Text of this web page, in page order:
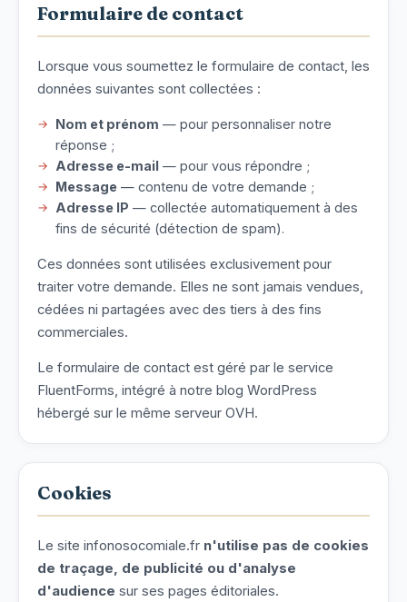
Formulaire de contact
Lorsque vous soumettez le formulaire de contact, les
données suivantes sont collectées :
Nom et prénom — pour personnaliser notre
réponse ;
Adresse e-mail — pour vous répondre ;
Message — contenu de votre demande ;
Adresse IP — collectée automatiquement à des
fins de sécurité (détection de spam).
Ces données sont utilisées exclusivement pour
traiter votre demande. Elles ne sont jamais vendues,
cédées ni partagées avec des tiers à des fins
commerciales.
Le formulaire de contact est géré par le service
FluentForms, intégré à notre blog WordPress
hébergé sur le même serveur OVH.
Cookies
Le site infonosocomiale.fr n'utilise pas de cookies
de traçage, de publicité ou d'analyse
d'audience sur ses pages éditoriales.